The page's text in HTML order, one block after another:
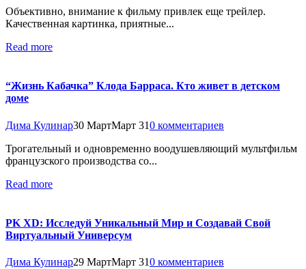
Объективно, внимание к фильму привлек еще трейлер.
Качественная картинка, приятные...
Read more
“Жизнь Кабачка” Клода Барраса. Кто живет в детском
доме
Дима Кулинар30 МартМарт 310 комментариев
Трогательный и одновременно воодушевляющий мультфильм
французского производства со...
Read more
PK XD: Исследуй Уникальный Мир и Создавай Свой
Виртуальный Универсум
Дима Кулинар29 МартМарт 310 комментариев